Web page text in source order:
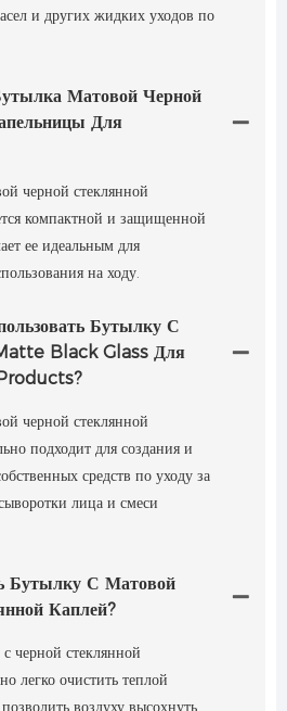
и других жидких уходов по
Матовой Черной
Для
черной стеклянной
компактной и защищенной
ее идеальным для
на ходу.
Бутылку С
Black Glass Для
черной стеклянной
подходит для создания и
средств по уходу за
лица и смеси
Бутылку С Матовой
Каплей?
черной стеклянной
легко очистить теплой
воздуху высохнуть